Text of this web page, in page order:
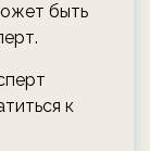
быть
к